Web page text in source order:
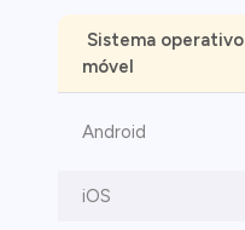
Sistema operativo
móvel
Android
iOS